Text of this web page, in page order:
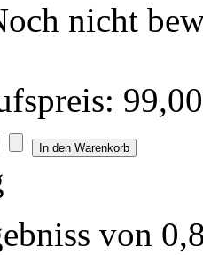
nicht
von